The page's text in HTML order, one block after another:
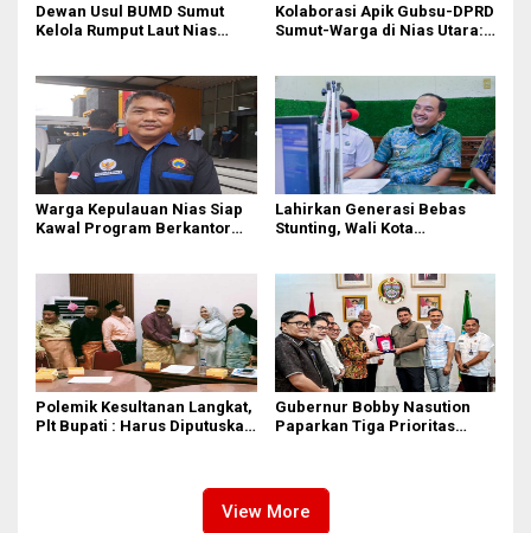
Dewan Usul BUMD Sumut
Kelola Rumput Laut Nias
Kolaborasi Apik Gubsu-DPRD
Sumut-Warga di Nias Utara:
Warga Kepulauan Nias Siap
Kawal Program Berkantor
Lahirkan Generasi Bebas
Stunting, Wali Kota
Polemik Kesultanan Langkat,
Plt Bupati : Harus Diputuskan
Gubernur Bobby Nasution
Paparkan Tiga Prioritas
View More